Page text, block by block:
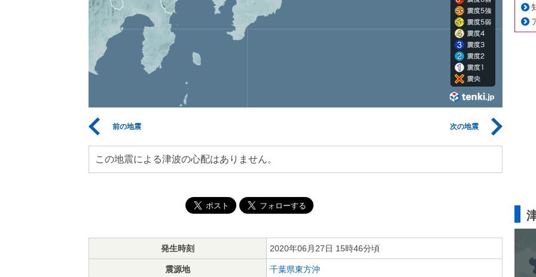
前の地震 次の地震
この地震による津波の心配はありません。
発生時刻 2020年06月27日 15時46分頃
震源地 千葉県東方沖